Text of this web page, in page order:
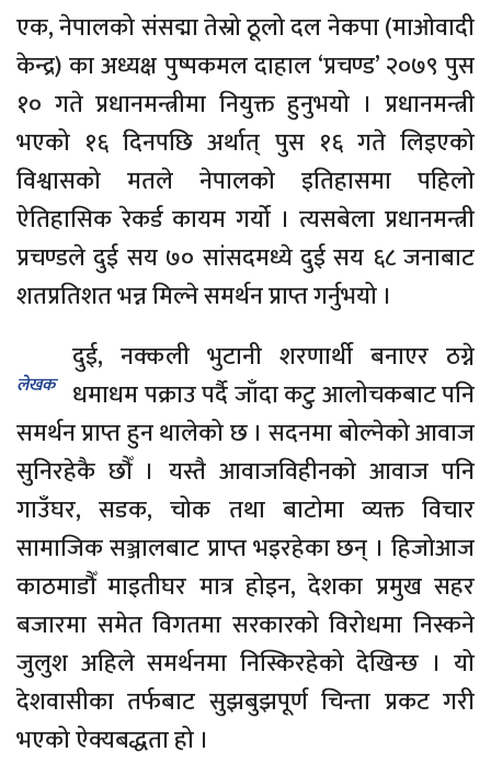
एक, नेपालको संसद्मा तेस्रो ठूलो दल नेकपा (माओवादी
केन्द्र) का अध्यक्ष पुष्पकमल दाहाल ‘प्रचण्ड’ २०७९ पुस
१० गते प्रधानमन्त्रीमा नियुक्त हुनुभयो । प्रधानमन्त्री
भएको १६ दिनपछि अर्थात् पुस १६ गते लिइएको
विश्वासको मतले नेपालको इतिहासमा पहिलो
ऐतिहासिक रेकर्ड कायम गर्यो । त्यसबेला प्रधानमन्त्री
प्रचण्डले दुई सय ७० सांसदमध्ये दुई सय ६८ जनाबाट
शतप्रतिशत भन्न मिल्ने समर्थन प्राप्त गर्नुभयो ।
लेखक
दुई, नक्कली भुटानी शरणार्थी बनाएर ठग्ने
धमाधम पक्राउ पर्दै जाँदा कटु आलोचकबाट पनि
समर्थन प्राप्त हुन थालेको छ । सदनमा बोल्नेको आवाज
सुनिरहेकै छौँ । यस्तै आवाजविहीनको आवाज पनि
गाउँघर, सडक, चोक तथा बाटोमा व्यक्त विचार
सामाजिक सञ्जालबाट प्राप्त भइरहेका छन् । हिजोआज
काठमाडौँ माइतीघर मात्र होइन, देशका प्रमुख सहर
बजारमा समेत विगतमा सरकारको विरोधमा निस्कने
जुलुश अहिले समर्थनमा निस्किरहेको देखिन्छ । यो
देशवासीका तर्फबाट सुझबुझपूर्ण चिन्ता प्रकट गरी
भएको ऐक्यबद्धता हो ।